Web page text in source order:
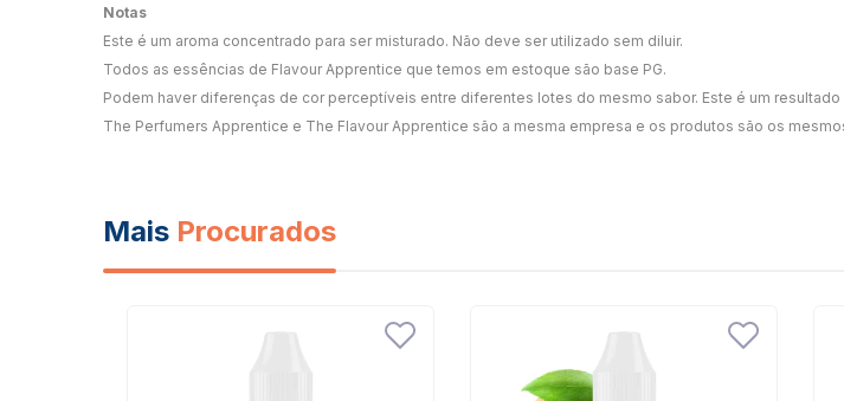
Notas
Este é um aroma concentrado para ser misturado. Não deve ser utilizado sem diluir.
Todos as essências de Flavour Apprentice que temos em estoque são base PG.
Podem haver diferenças de cor perceptíveis entre diferentes lotes do mesmo sabor. Este é um
The Perfumers Apprentice e The Flavour Apprentice são a mesma empresa e os produtos são os
Mais Procurados